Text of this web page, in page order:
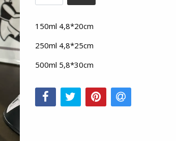
150ml 4,8*20cm
250ml 4,8*25cm
500ml 5,8*30cm